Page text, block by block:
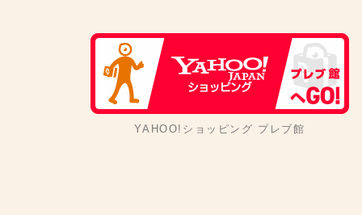
YAHOO!ショッピング プレブ館